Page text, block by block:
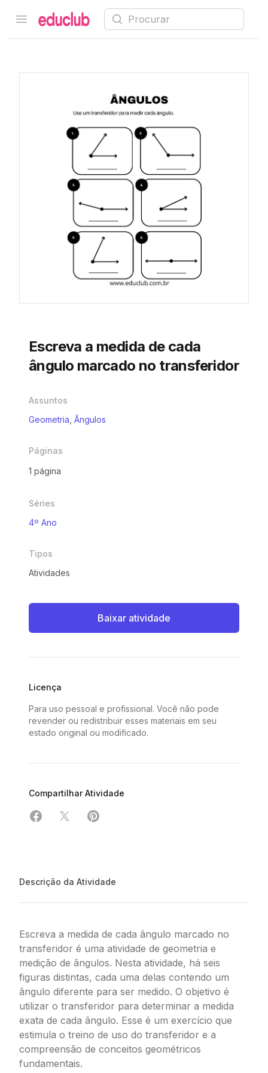
Open menu
Educlub Procurar
Escreva a medida de cada
ângulo marcado no transferidor
Assuntos
Geometria Ângulos
Páginas
1 página
Séries
4º Ano
Tipos
Atividades
Baixar atividade
Licença
Para uso pessoal e profissional. Você não pode
revender ou redistribuir esses materiais em seu
estado original ou modificado.
Compartilhar Atividade
Compartilhar em Facebook
Compartilhar em X
Compartilhar em Pinterest
Descrição da Atividade
Escreva a medida de cada ângulo marcado no
transferidor é uma atividade de geometria e
medição de ângulos. Nesta atividade, há seis
figuras distintas, cada uma delas contendo um
ângulo diferente para ser medido. O objetivo é
utilizar o transferidor para determinar a medida
exata de cada ângulo. Esse é um exercício que
estimula o treino de uso do transferidor e a
compreensão de conceitos geométricos
fundamentais.